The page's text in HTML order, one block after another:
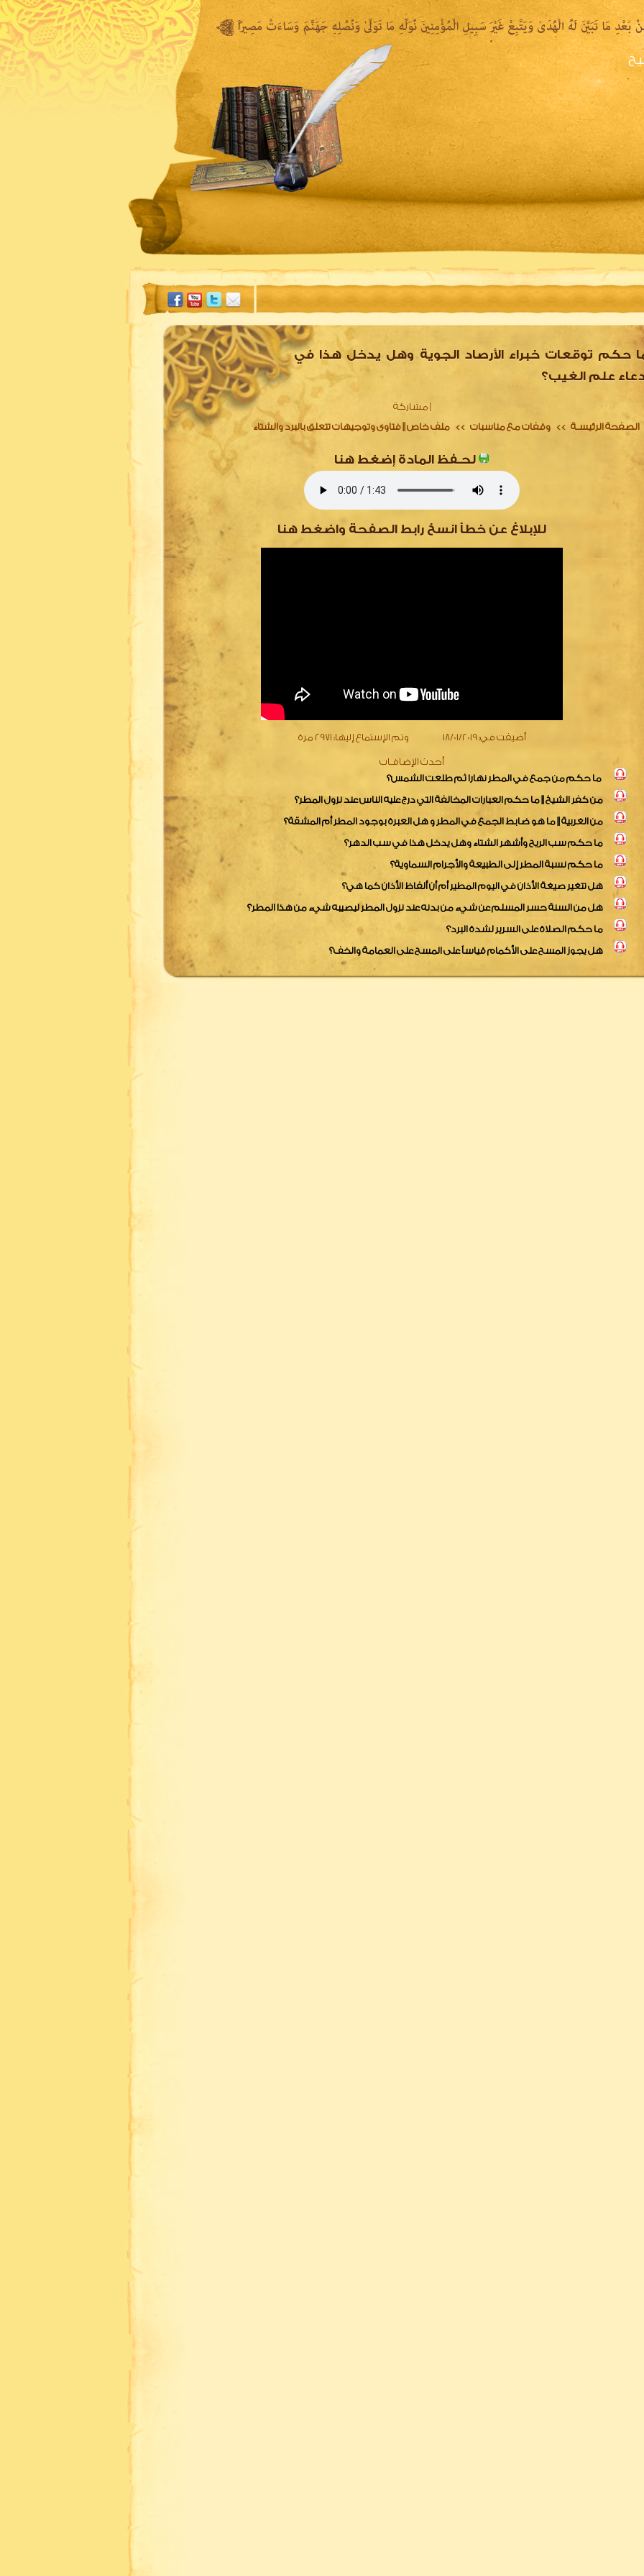
الشيخ المكتبة المقروءة المكتبة الصوتية المكتبة المرئية
حكم توقعات خبراء الأرصاد الجوية وهل يدخل هذا في
علم الغيب؟
مشاركة
الصفحة الرئيسـة >> وقفات مع مناسبات >> ملف خاص || فتاوى وتوجيهات تتعلق بالبرد والشتاء
لحـفظ المادة إضغط هنا
للإبلاغ عن خطأ انسخ رابط الصفحة واضغط هنا
أضيفت في:18/01/2019 وتم الإستماع إليها: 2971 مرة
أحدث الإضافـات
ما حكم من جمع في المطر نهارا ثم طلعت الشمس؟
من كفر الشيخ || ما حكم العبارات المخالفة التي درج عليه الناس عند نزول المطر؟
من الغربية || ما هو ضابط الجمع في المطر و هل العبرة بوجود المطر أم المشقة؟
ما حكم سب الريح وأشهر الشتاء وهل يدخل هذا في سب الدهر؟
ما حكم نسبة المطر إلى الطبيعة والأجرام السماوية؟
هل تتغير صيغة الأذان في اليوم المطير أم أن ألفاظ الأذان كما هي؟
هل من السنة حسر المسلم عن شيء من بدنه عند نزول المطر ليصيبه شيء من هذا المطر؟
ما حكم الصلاة على السرير لشدة البرد؟
هل يجوز المسح على الأكمام قياساً على المسح على العمامة والخف؟